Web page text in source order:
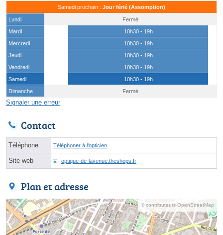
Samedi prochain : Jour férié (Assomption)
Lundi
Fermé
Mardi
10h30 - 19h
Mercredi
10h30 - 19h
Jeudi
10h30 - 19h
Vendredi
10h30 - 19h
Samedi
10h30 - 19h
Dimanche
Fermé
Signaler une erreur
Contact
Téléphone Téléphoner à l'opticien
Site web optique-de-lavenue.theshops.fr
Plan et adresse
© contributeurs OpenStreetMap